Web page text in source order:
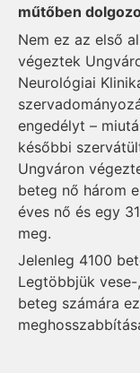
műtőben
Nem ez az első
végeztek
Neurológiai
engedélyt –
későbbi
Ungváron
beteg nő három
éves nő és egy
meg.
Jelenleg 4100
Legtöbbjük
beteg számára